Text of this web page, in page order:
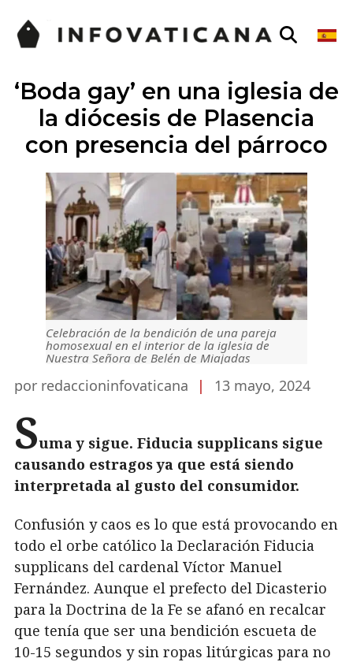
‘Boda gay’ en una iglesia de
la diócesis de Plasencia
con presencia del párroco
Celebración de la bendición de una pareja
homosexual en el interior de la iglesia de
Nuestra Señora de Belén de Miajadas
por redaccioninfovaticana | 13 mayo, 2024
Suma y sigue. Fiducia supplicans sigue
causando estragos ya que está siendo
interpretada al gusto del consumidor.
Confusión y caos es lo que está provocando en
todo el orbe católico la Declaración Fiducia
supplicans del cardenal Víctor Manuel
Fernández. Aunque el prefecto del Dicasterio
para la Doctrina de la Fe se afanó en recalcar
que tenía que ser una bendición escueta de
10-15 segundos y sin ropas litúrgicas para no